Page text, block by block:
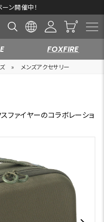
ン開催中！
FOXFIRE
» メンズアクセサリー
ファイヤーのコラボレーショ